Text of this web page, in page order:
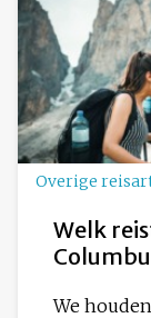
Overige
Welk
We